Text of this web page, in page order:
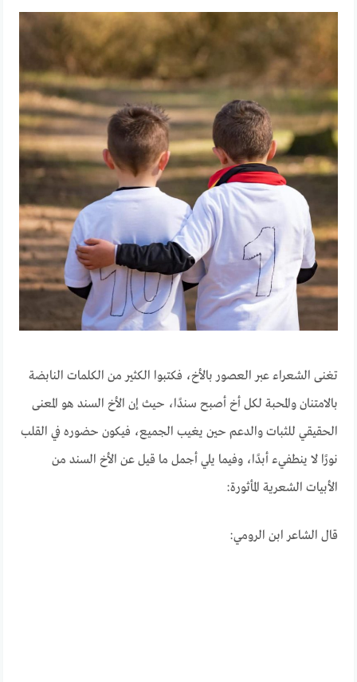
تغنى الشعراء عبر العصور بالأخ، فكتبوا الكثير من الكلمات النابضة
بالامتنان والمحبة لكل أخ أصبح سندًا، حيث إن الأخ السند هو المعنى
الحقيقي للثبات والدعم حين يغيب الجميع، فيكون حضوره في القلب
نورًا لا ينطفيء أبدًا، وفيما يلي أجمل ما قيل عن الأخ السند من
الأبيات الشعرية المأثورة:
قال الشاعر ابن الرومي: